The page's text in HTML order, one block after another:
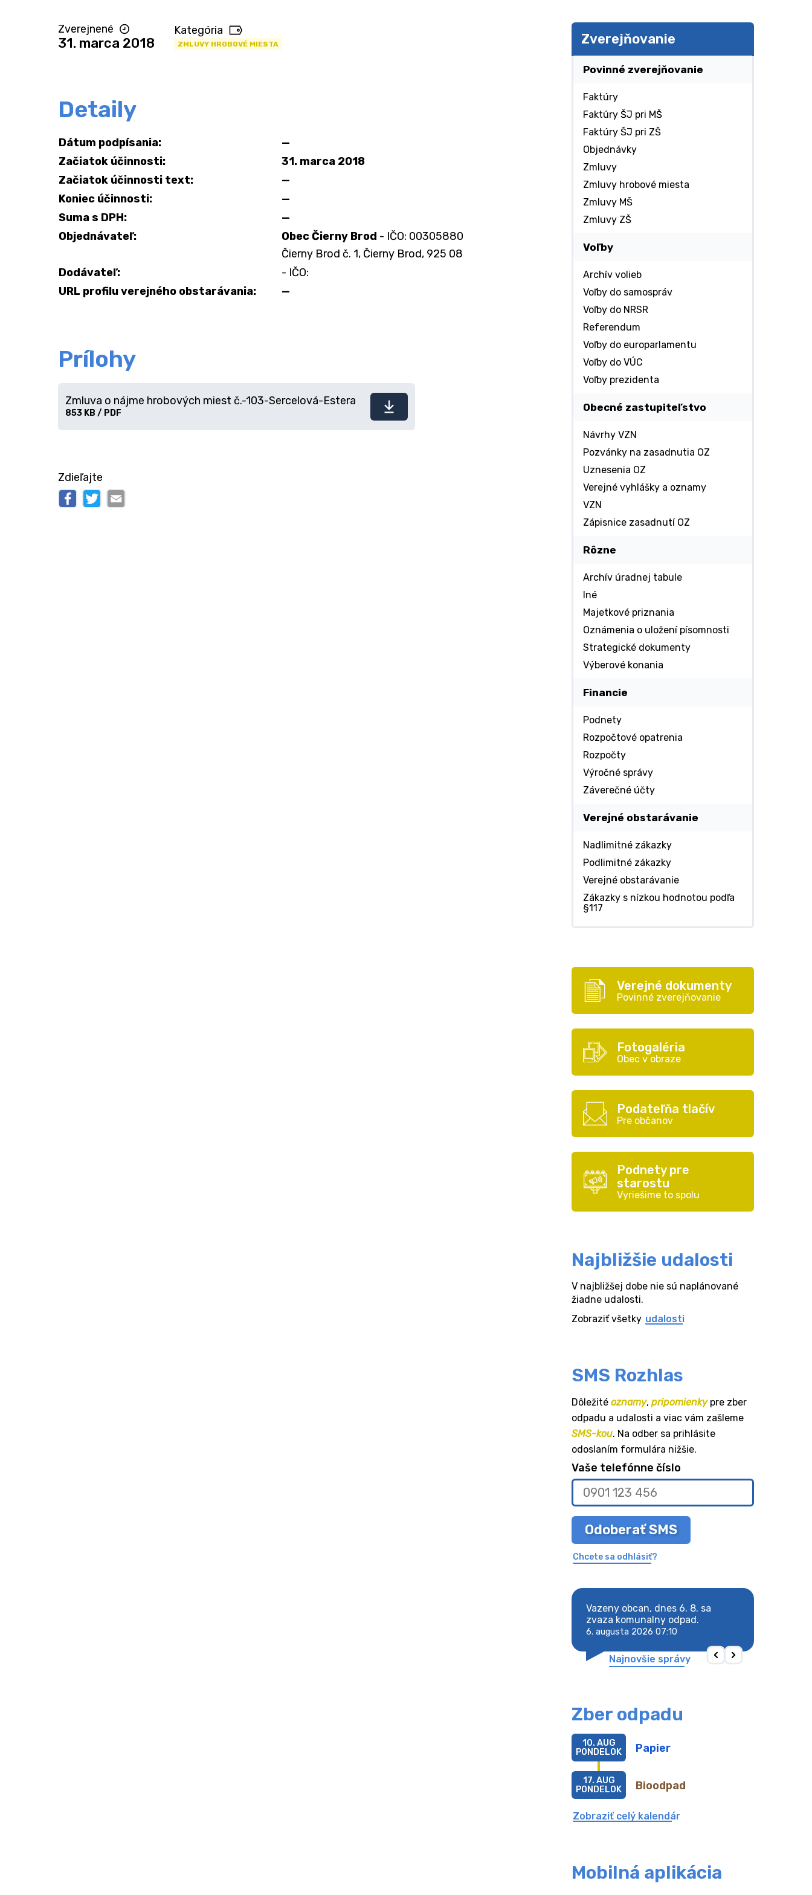
Zverejnené
31. marca 2018
Kategória
ZMLUVY HROBOVÉ MIESTA
Detaily
Dátum podpísania:
—
Začiatok účinnosti:
31. marca 2018
Začiatok účinnosti text:
—
Koniec účinnosti:
—
Suma s DPH:
—
Objednávateľ:
Obec Čierny Brod - IČO: 00305880
Čierny Brod č. 1, Čierny Brod, 925 08
Dodávateľ:
- IČO:
URL profilu verejného obstarávania:
—
Prílohy
Stiahnuť
Zmluva o nájme hrobových miest č.-103-Sercelová-Estera
853 KB / PDF
Zdieľajte
Zverejňovanie
Povinné zverejňovanie
Faktúry
Faktúry ŠJ pri MŠ
Faktúry ŠJ pri ZŠ
Objednávky
Zmluvy
Zmluvy hrobové miesta
Zmluvy MŠ
Zmluvy ZŠ
Voľby
Archív volieb
Voľby do samospráv
Voľby do NRSR
Referendum
Voľby do europarlamentu
Voľby do VÚC
Voľby prezidenta
Obecné zastupiteľstvo
Návrhy VZN
Pozvánky na zasadnutia OZ
Uznesenia OZ
Verejné vyhlášky a oznamy
VZN
Zápisnice zasadnutí OZ
Rôzne
Archív úradnej tabule
Iné
Majetkové priznania
Oznámenia o uložení písomnosti
Strategické dokumenty
Výberové konania
Financie
Podnety
Rozpočtové opatrenia
Rozpočty
Výročné správy
Záverečné účty
Verejné obstarávanie
Nadlimitné zákazky
Podlimitné zákazky
Verejné obstarávanie
Zákazky s nízkou hodnotou podľa
§117
Verejné dokumenty
Povinné zverejňovanie
Fotogaléria
Obec v obraze
Podateľňa tlačív
Pre občanov
Podnety pre
starostu
Vyriešime to spolu
Najbližšie udalosti
V najbližšej dobe nie sú naplánované
žiadne udalosti.
Zobraziť všetky udalosti
SMS Rozhlas
Dôležité oznamy, pripomienkypre zber
odpadu a udalosti a viac vám zašleme
SMS-kou. Na odber sa prihlásite
odoslaním formulára nižšie.
Vaše telefónne číslo
Odoberať SMS
Chcete sa odhlásiť?
Vazeny obcan, dnes 6. 8. sa
zvaza komunalny odpad.
6. augusta 2026 07:10
Najnovšie správy
Zber odpadu
Papier
10. AUG
PONDELOK
Bioodpad
17. AUG
PONDELOK
Zobraziť celý kalendár
Mobilná aplikácia